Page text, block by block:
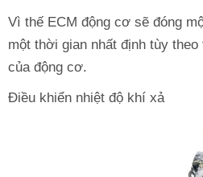
Vì thế ECM động cơ sẽ đóng
một thời gian nhất định tùy
của động cơ.
Điều khiển nhiệt độ khí xả